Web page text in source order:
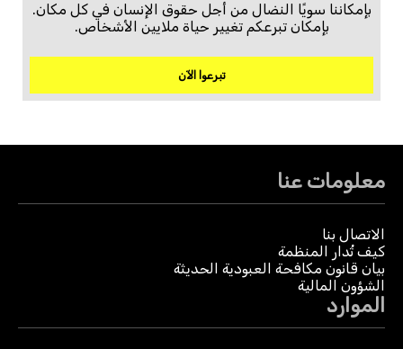
بإمكاننا سويًا النضال من أجل حقوق الإنسان في كل مكان.
بإمكان تبرعكم تغيير حياة ملايين الأشخاص.
تبرعوا الآن
معلومات عنا
الاتصال بنا
كيف تُدار المنظمة
بيان قانون مكافحة العبودية الحديثة
الشؤون المالية
الموارد